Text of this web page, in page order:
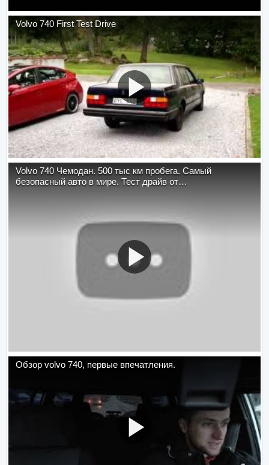
Volvo 740 First Test Drive
Volvo 740 Чемодан. 500 тыс км пробега. Самый
безопасный авто в мире. Тест драйв от…
Обзор volvo 740, первые впечатления.